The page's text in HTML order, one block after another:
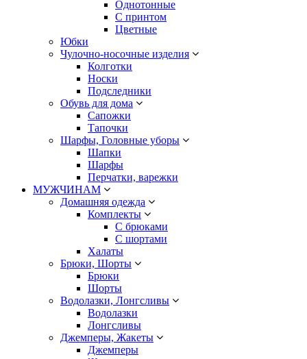
Однотонные
С принтом
Цветные
Юбки
Чулочно-носочные изделия
Колготки
Носки
Подследники
Обувь для дома
Сапожки
Тапочки
Шарфы, Головные уборы
Шапки
Шарфы
Перчатки, варежки
МУЖЧИНАМ
Домашняя одежда
Комплекты
С брюками
С шортами
Халаты
Брюки, Шорты
Брюки
Шорты
Водолазки, Лонгсливы
Водолазки
Лонгсливы
Джемперы, Жакеты
Джемперы